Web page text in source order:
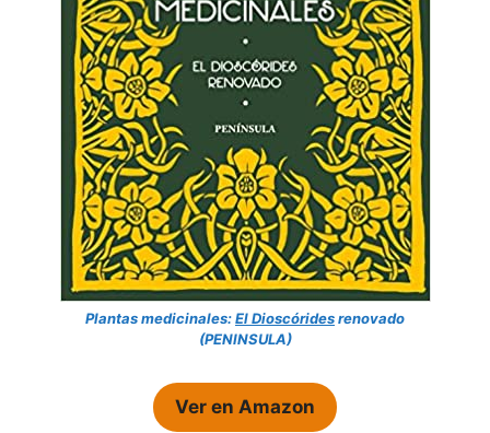
Plantas medicinales:El Dioscóridesrenovado
(PENINSULA)
Ver en Amazon